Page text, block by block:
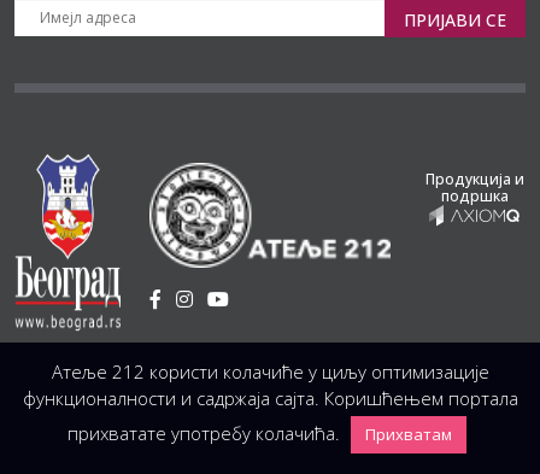
ПРИЈАВИ СЕ
Установа Културе / Светогорска 21, 11103 Београд, Србија
Централа (управа, организација, администрација, рачуноводство, техника)
+381 11 3246 146;
+381 11 3246 147 |office@atelje212.rs
Продукција и
подршка
Сва Права Задржана © 2026 Позориште Атеља 212
Атеље 212 користи колачиће у циљу оптимизације
функционалности и садржаја сајта. Коришћењем портала
прихватате употребу колачића.
Прихватам